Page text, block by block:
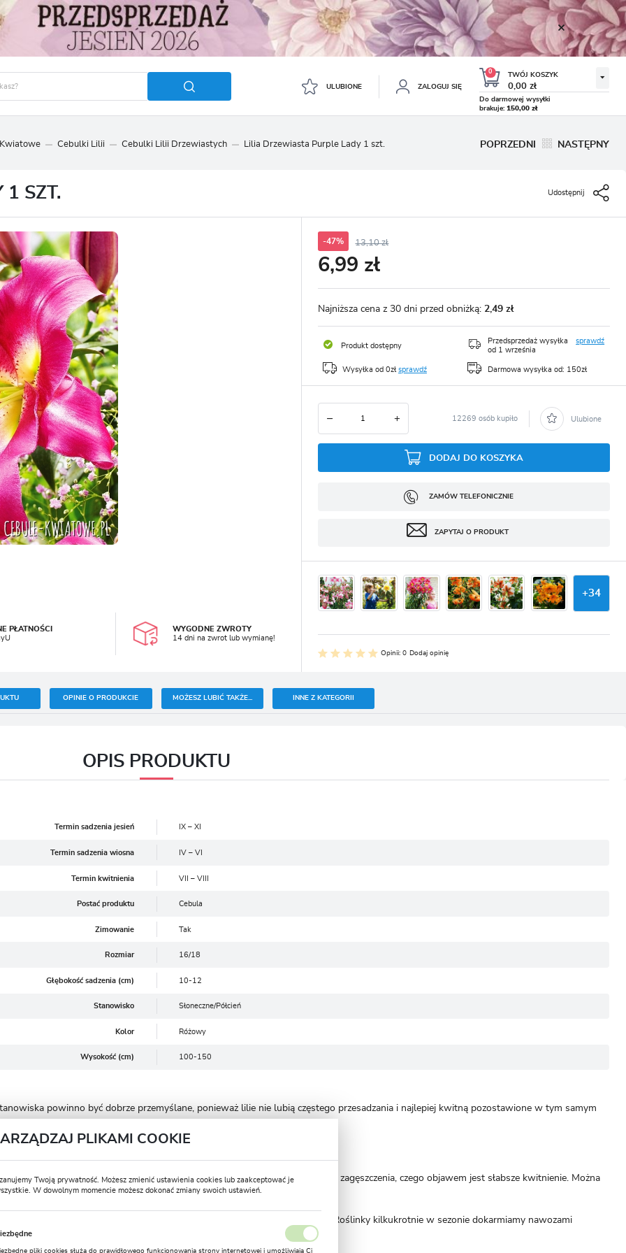
ULUBIONE ZALOGUJ SIĘ
Zapomniałem hasła
SIĘ
podgląd statusu realizacji zamówień
brak konieczności wprowadzania swoich danych przy kolejnych zakupach
0 TWÓJ KOSZYK
0,00 zł
8.99 zł 19.43 zł
KROKUS WIOSENNY MIX 50
19.99 zł 43.32 zł
Do darmowej wysyłki
brakuje: 150,00 zł
Cebulki Lilii Cebulki Lilii Drzewiastych Lilia Drzewiasta Purple Lady 1 szt. POPRZEDNI NASTĘPNY
1 SZT. Udostępnij
PŁATNOŚCI
WYGODNE ZWROTY
14 dni na zwrot lub wymianę!
-47% 13,10 zł
6,99 zł
Najniższa cena z 30 dni przed obniżką: 2,49 zł
Produkt dostępny
Przedsprzedaż wysyłka
od 1 września
sprawdź
Wysyłka od 0zł sprawdź Darmowa wysyłka od: 150zł
12269 osób kupiło Ulubione
DODAJ DO KOSZYKA
ZAMÓW TELEFONICZNIE
ZAPYTAJ O PRODUKT
+34
Opinii: 0 Dodaj opinię
OPINIE O PRODUKCIE MOŻESZ LUBIĆ TAKŻE... INNE Z KATEGORII
OPIS PRODUKTU
Termin sadzenia jesień IX – XI
Termin sadzenia wiosna IV – VI
Termin kwitnienia VII – VIII
Postać produktu Cebula
Zimowanie Tak
Rozmiar 16/18
Głębokość sadzenia (cm) 10-12
Stanowisko Słoneczne/Półcień
Kolor Różowy
Wysokość (cm) 100-150
powinno być dobrze przemyślane, ponieważ lilie nie lubią częstego przesadzania i najlepiej kwitną pozostawione w tym samym
maj) na głębokość 12-15 cm, przesadzamy w przypadku nadmiernego zagęszczenia, czego objawem jest słabsze kwitnienie. Można
przenosić na balkony, tarasy.
najdłuższą łodygę z liśćmi aż do jej samoistnego całkowitego zaschnięcia. Roślinky kilkukrotnie w sezonie dokarmiamy nawozami
PLIKAMI COOKIE
Twoją prywatność. Możesz zmienić ustawienia cookies lub zaakceptować je
W dowolnym momencie możesz dokonać zmiany swoich ustawień.
pliki cookies służą do prawidłowego funkcjonowania strony internetowej i umożliwiają Ci